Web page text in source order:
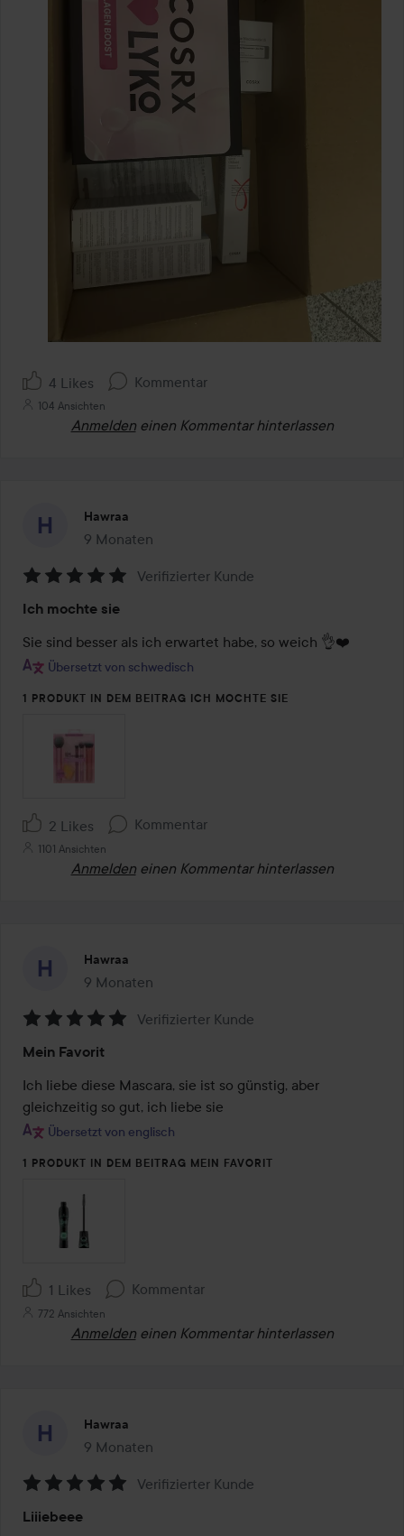
4 Likes Kommentar
104 Ansichten
Anmelden einen Kommentar hinterlassen
Hawraa
9 Monaten
Der Beitrag wurde 9 Monaten erstellt
5
von
5
Verifizierter Kunde
Ich mochte sie
Sie sind besser als ich erwartet habe, so weich 👌❤️
Übersetzt von schwedisch
1 PRODUKT IN DEM BEITRAG ICH MOCHTE SIE
2 Likes Kommentar
1101 Ansichten
Anmelden einen Kommentar hinterlassen
Hawraa
9 Monaten
Der Beitrag wurde 9 Monaten erstellt
5
von
5
Verifizierter Kunde
Mein Favorit
Ich liebe diese Mascara, sie ist so günstig, aber
gleichzeitig so gut, ich liebe sie
Übersetzt von englisch
1 PRODUKT IN DEM BEITRAG MEIN FAVORIT
1 Likes Kommentar
772 Ansichten
Anmelden einen Kommentar hinterlassen
Hawraa
9 Monaten
Der Beitrag wurde 9 Monaten erstellt
5
Verifizierter Kunde
Liiiebeee